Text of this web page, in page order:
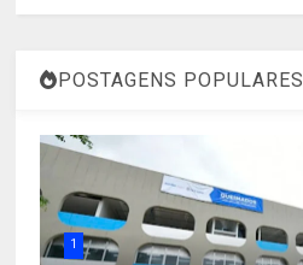
POSTAGENS POPULARES
1